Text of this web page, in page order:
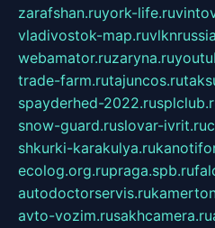
zarafshan.ruyork-life.ru
vladivostok-map.ru
webamator.ruzaryna.ru
trade-farm.rutajuncos.ru
spayderhed-2022.ru
snow-guard.ruslovar-ivrit.ru
shkurki-karakulya.ru
ecolog.org.rupraga.spb.ru
autodoctorservis.ru
avto-vozim.rusakhcamera.ru